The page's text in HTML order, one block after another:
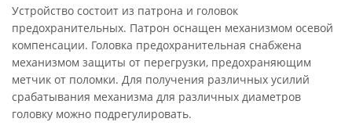
Устройство состоит из патрона и головок
предохранительных. Патрон оснащен механизмом осевой
компенсации. Головка предохранительная снабжена
механизмом защиты от перегрузки, предохраняющим
метчик от поломки. Для получения различных усилий
срабатывания механизма для различных диаметров
головку можно подрегулировать.